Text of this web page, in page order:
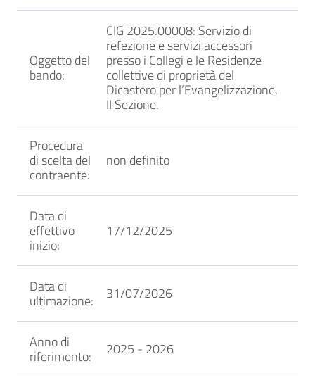
Oggetto del
bando:
CIG 2025.00008: Servizio di
refezione e servizi accessori
presso i Collegi e le Residenze
collettive di proprietà del
Dicastero per l’Evangelizzazione,
II Sezione.
Procedura
di scelta del
contraente:
non definito
Data di
effettivo
inizio:
17/12/2025
Data di
ultimazione: 31/07/2026
Anno di
riferimento: 2025 - 2026